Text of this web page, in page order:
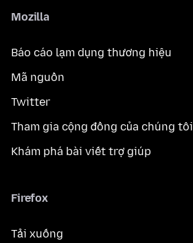
Mozilla
Báo cáo lạm dụng thương hiệu
Mã nguồn
Twitter
Tham gia cộng đồng của chúng tôi
Khám phá bài viết trợ giúp
Firefox
Tải xuống